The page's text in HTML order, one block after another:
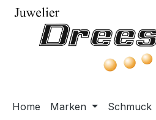
Hauptinhalt springen
Zur Suche springen
Zur Hauptnavigation springen
Home Marken Schmuck